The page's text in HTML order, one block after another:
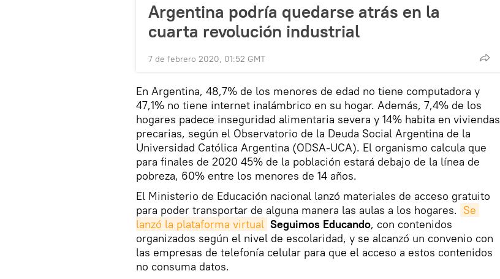
Argentina podría quedarse atrás en la
cuarta revolución industrial
7 de febrero 2020, 01:52 GMT
En Argentina, 48,7% de los menores de edad no tiene computadora y
47,1% no tiene internet inalámbrico en su hogar. Además, 7,4% de los
hogares padece inseguridad alimentaria severa y 14% habita en viviendas
precarias, según el Observatorio de la Deuda Social Argentina de la
Universidad Católica Argentina (ODSA-UCA). El organismo calcula que
para finales de 2020 45% de la población estará debajo de la línea de
pobreza, 60% entre los menores de 14 años.
El Ministerio de Educación nacional lanzó materiales de acceso gratuito
para poder transportar de alguna manera las aulas a los hogares. Se
lanzó la plataforma virtual Seguimos Educando, con contenidos
organizados según el nivel de escolaridad, y se alcanzó un convenio con
las empresas de telefonía celular para que el acceso a estos contenidos
no consuma datos.